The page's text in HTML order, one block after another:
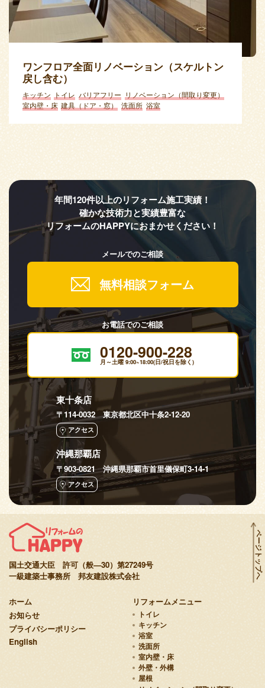
ワンフロア全面リノベーション（スケルトン
戻し含む）
キッチン トイレ バリアフリー リノベーション（間取り変更）
室内壁・床 建具（ドア・窓） 洗面所 浴室
年間120件以上のリフォーム施工実績！
確かな技術力と実績豊富な
リフォームのHAPPYにおまかせください！
メールでのご相談
無料相談フォーム
お電話でのご相談
0120-900-228
月～土曜 9:00~18:00(日/祝日を除く)
東十条店
〒114-0032 東京都北区中十条2-12-20
アクセス
沖縄那覇店
〒903-0821 沖縄県那覇市首里儀保町3-14-1
アクセス
国土交通大臣 許可（般—30）第27249号
一級建築士事務所 邦友建設株式会社
ホーム
お知らせ
プライバシーポリシー
English
リフォームメニュー
トイレ
キッチン
浴室
洗面所
室内壁・床
外壁・外構
屋根
ページトップへ